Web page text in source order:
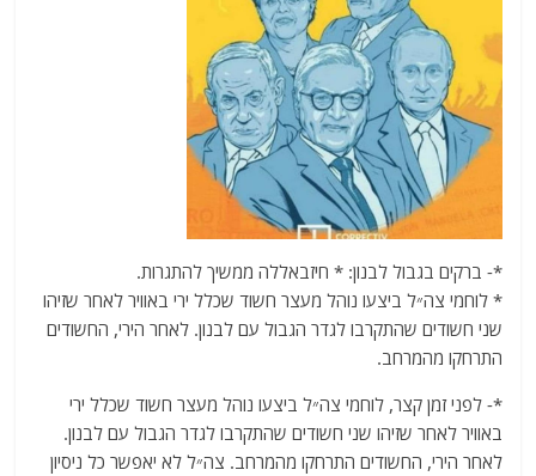
*- ברקים בגבול לבנון: * חיזבאללה ממשיך להתגרות.
* לוחמי צה״ל ביצעו נוהל מעצר חשוד שכלל ירי באוויר לאחר שזיהו
שני חשודים שהתקרבו לגדר הגבול עם לבנון. לאחר הירי, החשודים
התרחקו מהמרחב.
*- לפני זמן קצר, לוחמי צה״ל ביצעו נוהל מעצר חשוד שכלל ירי
באוויר לאחר שזיהו שני חשודים שהתקרבו לגדר הגבול עם לבנון.
לאחר הירי, החשודים התרחקו מהמרחב. צה״ל לא יאפשר כל ניסיון